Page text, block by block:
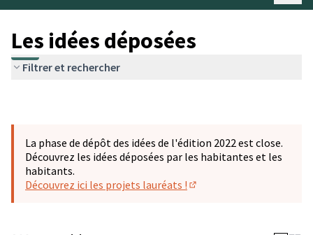
Les idées déposées
Filtrer et rechercher
La phase de dépôt des idées de l'édition 2022 est close.
Découvrez les idées déposées par les habitantes et les
habitants.
Découvrez ici les projets lauréats !